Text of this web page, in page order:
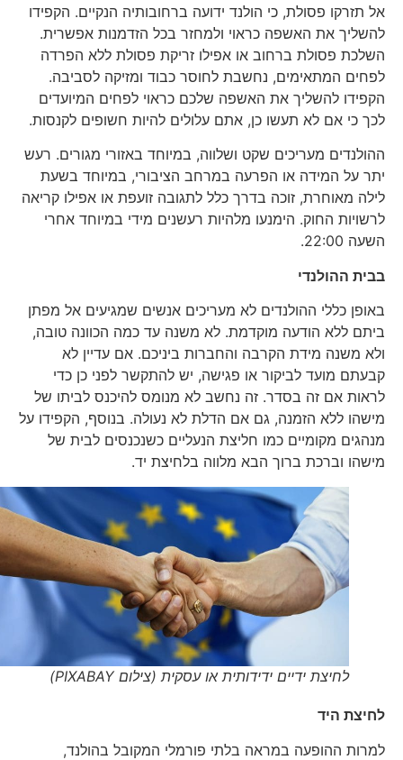
אל תזרקו פסולת, כי הולנד ידועה ברחובותיה הנקיים. הקפידו
להשליך את האשפה כראוי ולמחזר בכל הזדמנות אפשרית.
השלכת פסולת ברחוב או אפילו זריקת פסולת ללא הפרדה
לפחים המתאימים, נחשבת לחוסר כבוד ומזיקה לסביבה.
הקפידו להשליך את האשפה שלכם כראוי לפחים המיועדים
לכך כי אם לא תעשו כן, אתם עלולים להיות חשופים לקנסות.
ההולנדים מעריכים שקט ושלווה, במיוחד באזורי מגורים. רעש
יתר על המידה או הפרעה במרחב הציבורי, במיוחד בשעת
לילה מאוחרת, זוכה בדרך כלל לתגובה זועפת או אפילו קריאה
לרשויות החוק. הימנעו מלהיות רעשנים מידי במיוחד אחרי
השעה 22:00.
בבית ההולנדי
באופן כללי ההולנדים לא מעריכים אנשים שמגיעים אל מפתן
ביתם ללא הודעה מוקדמת. לא משנה עד כמה הכוונה טובה,
ולא משנה מידת הקרבה והחברות ביניכם. אם עדיין לא
קבעתם מועד לביקור או פגישה, יש להתקשר לפני כן כדי
לראות אם זה בסדר. זה נחשב לא מנומס להיכנס לביתו של
מישהו ללא הזמנה, גם אם הדלת לא נעולה. בנוסף, הקפידו על
מנהגים מקומיים כמו חליצת הנעליים כשנכנסים לבית של
מישהו וברכת ברוך הבא מלווה בלחיצת יד.
לחיצת ידיים ידידותית או עסקית (צילום PIXABAY)
לחיצת היד
למרות ההופעה במראה בלתי פורמלי המקובל בהולנד,